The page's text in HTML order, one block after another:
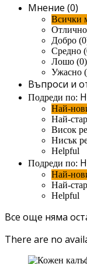
Мнение (0)
Всички
Добро
Средно
Лошо (0)
Ужасно
Въпроси и
Подреди по:
Най-
Най-
Висок
Нисък
Helpful
Подреди по:
Най-
Най-
Helpful
Все още няма
There are no